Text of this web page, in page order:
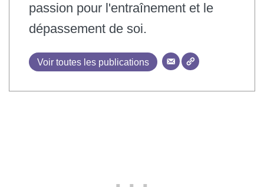
passion pour l'entraînement et le
dépassement de soi.
Voir toutes les publications